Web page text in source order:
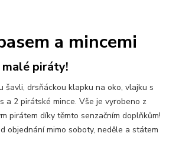
a mincemi
malé piráty!
šavli, drsňáckou klapku na oko, vlajku s
a 2 pirátské mince. Vše je vyrobeno z
pirátem díky těmto senzačním doplňkům!
objednání mimo soboty, neděle a státem